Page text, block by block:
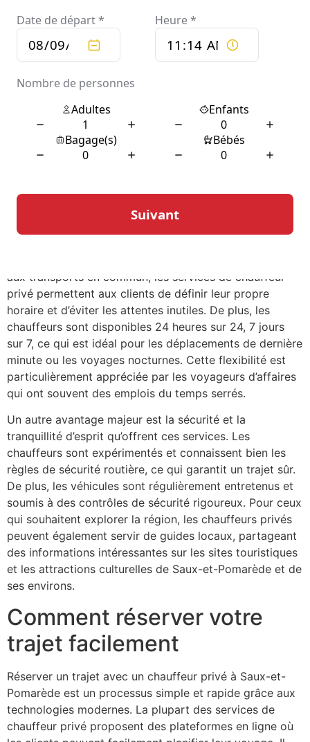
un transfert aéroport, une excursion touristique dans les
environs ou un service de navette pour un événement,
les chauffeurs privés s’adaptent aux demandes
de services additionnels, tels que l’accès à des boissons
rafraîchissantes, des journaux ou même un service Wi-Fi
à bord. Cette attention aux détails contribue à rendre
chaque trajet agréable et mémorable.
Les avantages de choisir
Saux-et-Pomarède
Choisir un chauffeur privé à Saux-et-Pomarède
aux transports en commun, les services de chauffeur
privé permettent aux clients de définir leur propre
horaire et d’éviter les attentes inutiles. De plus, les
chauffeurs sont disponibles 24 heures sur 24, 7 jours
sur 7, ce qui est idéal pour les déplacements de dernière
minute ou les voyages nocturnes. Cette flexibilité est
particulièrement appréciée par les voyageurs d’affaires
qui ont souvent des emplois du temps serrés.
Un autre avantage majeur est la sécurité et la
tranquillité d’esprit qu’offrent ces services. Les
chauffeurs sont expérimentés et connaissent bien les
règles de sécurité routière, ce qui garantit un trajet sûr.
De plus, les véhicules sont régulièrement entretenus et
soumis à des contrôles de sécurité rigoureux. Pour ceux
qui souhaitent explorer la région, les chauffeurs privés
peuvent également servir de guides locaux, partageant
des informations intéressantes sur les sites touristiques
et les attractions culturelles de Saux-et-Pomarède et de
ses environs.
Comment réserver votre
trajet facilement
Réserver un trajet avec un chauffeur privé à Saux-et-
Pomarède est un processus simple et rapide grâce aux
technologies modernes. La plupart des services de
chauffeur privé proposent des plateformes en ligne où